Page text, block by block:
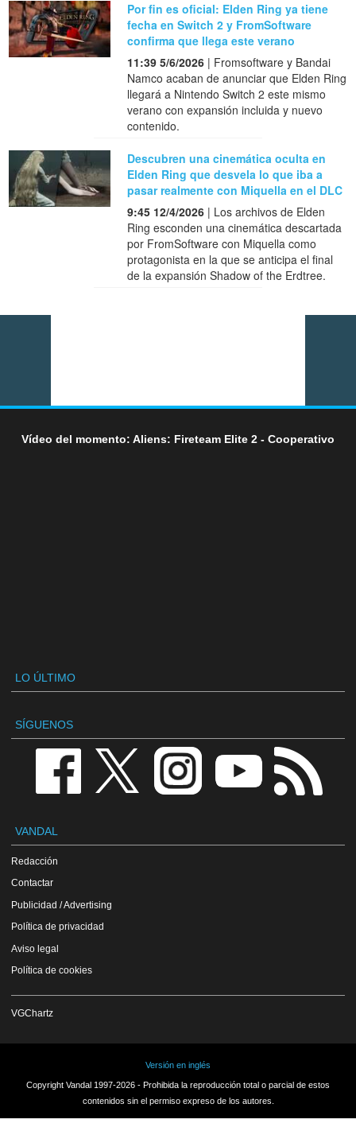
Por fin es oficial: Elden Ring ya tiene
fecha en Switch 2 y FromSoftware
confirma que llega este verano
11:39 5/6/2026 | Fromsoftware y Bandai
Namco acaban de anunciar que Elden Ring
llegará a Nintendo Switch 2 este mismo
verano con expansión incluida y nuevo
contenido.
Descubren una cinemática oculta en
Elden Ring que desvela lo que iba a
pasar realmente con Miquella en el DLC
9:45 12/4/2026 | Los archivos de Elden
Ring esconden una cinemática descartada
por FromSoftware con Miquella como
protagonista en la que se anticipa el final
de la expansión Shadow of the Erdtree.
Vídeo del momento: Aliens: Fireteam Elite 2 - Cooperativo
LO ÚLTIMO
SÍGUENOS
VANDAL
Redacción
Contactar
Publicidad / Advertising
Política de privacidad
Aviso legal
Política de cookies
VGChartz
Versión en inglés
Copyright Vandal 1997-2026 - Prohibida la reproducción total o parcial de estos
contenidos sin el permiso expreso de los autores.